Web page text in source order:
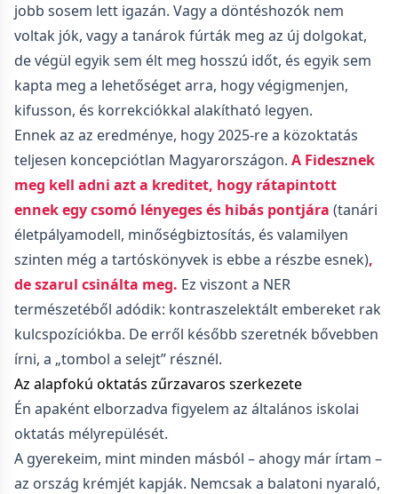
jobb sosem lett igazán. Vagy a döntéshozók nem
voltak jók, vagy a tanárok fúrták meg az új dolgokat,
de végül egyik sem élt meg hosszú időt, és egyik sem
kapta meg a lehetőséget arra, hogy végigmenjen,
kifusson, és korrekciókkal alakítható legyen.
Ennek az az eredménye, hogy 2025-re a közoktatás
teljesen koncepciótlan Magyarországon. A Fidesznek
meg kell adni azt a kreditet, hogy rátapintott
ennek egy csomó lényeges és hibás pontjára (tanári
életpályamodell, minőségbiztosítás, és valamilyen
szinten még a tartóskönyvek is ebbe a részbe esnek),
de szarul csinálta meg. Ez viszont a NER
természetéből adódik: kontraszelektált embereket rak
kulcspozíciókba. De erről később szeretnék bővebben
írni, a „tombol a selejt” résznél.
Az alapfokú oktatás zűrzavaros szerkezete
Én apaként elborzadva figyelem az általános iskolai
oktatás mélyrepülését.
A gyerekeim, mint minden másból – ahogy már írtam –
az ország krémjét kapják. Nemcsak a balatoni nyaraló,